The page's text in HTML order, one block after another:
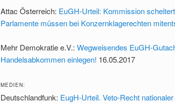
Attac Österreich: EuGH-Urteil: Kommission
Parlamente müssen bei Konzernklagerechten
Mehr Demokratie e.V.: Wegweisendes EuGH-
Handelsabkommen einlegen! 16.05.2017
MEDIEN:
Deutschlandfunk: EugH-Urteil. Veto-Recht